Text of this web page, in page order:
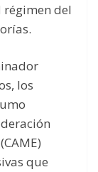
régimen del
los
que